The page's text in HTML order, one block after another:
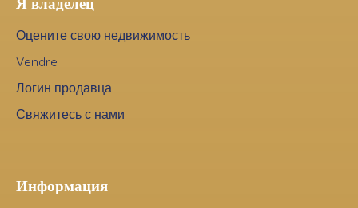
Оцените свою недвижимость
Vendre
Логин продавца
Свяжитесь с нами
Информация